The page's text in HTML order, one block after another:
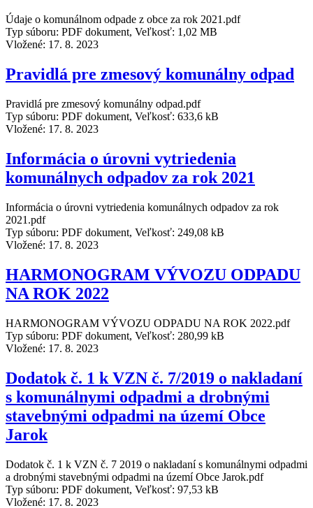
Údaje o komunálnom odpade z obce za rok 2021.pdf
Typ súboru: PDF dokument, Veľkosť: 1,02 MB
Vložené: 17. 8. 2023
Pravidlá pre zmesový komunálny odpad
Pravidlá pre zmesový komunálny odpad.pdf
Typ súboru: PDF dokument, Veľkosť: 633,6 kB
Vložené: 17. 8. 2023
Informácia o úrovni vytriedenia
komunálnych odpadov za rok 2021
Informácia o úrovni vytriedenia komunálnych odpadov za rok
2021.pdf
Typ súboru: PDF dokument, Veľkosť: 249,08 kB
Vložené: 17. 8. 2023
HARMONOGRAM VÝVOZU ODPADU
NA ROK 2022
HARMONOGRAM VÝVOZU ODPADU NA ROK 2022.pdf
Typ súboru: PDF dokument, Veľkosť: 280,99 kB
Vložené: 17. 8. 2023
Dodatok č. 1 k VZN č. 7/2019 o nakladaní
s komunálnymi odpadmi a drobnými
stavebnými odpadmi na území Obce
Jarok
Dodatok č. 1 k VZN č. 7 2019 o nakladaní s komunálnymi odpadmi
a drobnými stavebnými odpadmi na území Obce Jarok.pdf
Typ súboru: PDF dokument, Veľkosť: 97,53 kB
Vložené: 17. 8. 2023